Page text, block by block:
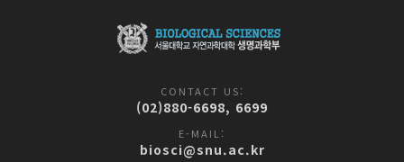
CONTACT US:
(02)880-6698, 6699
E-MAIL:
biosci@snu.ac.kr